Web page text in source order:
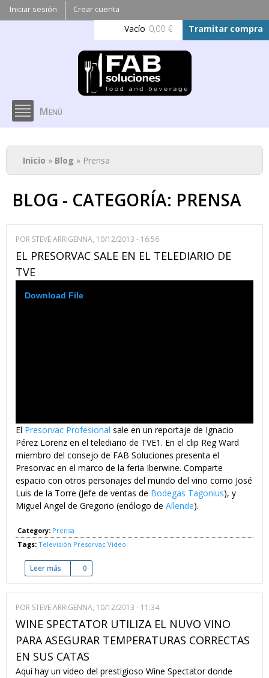
Pasar al
contenido
principal
Iniciar sesión Crear cuenta
Vacío 0,00 € Tramitar compra
Menú
Se encuentra usted aquí
Inicio » Blog » Prensa
BLOG - CATEGORÍA: PRENSA
POR STEVE ARRIGENNA, 10/12/2013 - 16:56
EL PRESORVAC SALE EN EL TELEDIARIO DE
TVE
Player
Download File
El Presorvac Profesional sale en un reportaje de Ignacio
Pérez Lorenz en el telediario de TVE1. En el clip Reg Ward
miembro del consejo de FAB Soluciones presenta el
Presorvac en el marco de la feria Iberwine. Comparte
espacio con otros personajes del mundo del vino como José
Luis de la Torre (Jefe de ventas de Bodegas Tagonius), y
Miguel Angel de Gregorio (enólogo de Allende).
Category: Prensa
Tags: Televisión Presorvac Video
Leer más sobre El Presorvac sale en el telediario de TVE
0
POR STEVE ARRIGENNA, 10/12/2013 - 11:34
WINE SPECTATOR UTILIZA EL NUVO VINO
PARA ASEGURAR TEMPERATURAS CORRECTAS
EN SUS CATAS
Aquí hay un video del prestigioso Wine Spectator donde